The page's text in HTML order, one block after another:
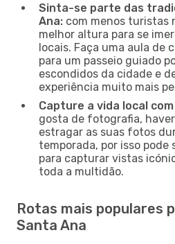
Sinta-se parte das
Ana: com menos turistas
melhor altura para se
locais. Faça uma aula de
para um passeio guiado
escondidos da cidade e
experiência muito mais
Capture a vida local
gosta de fotografia,
estragar as suas fotos
temporada, por isso
para capturar vistas
toda a multidão.
Rotas mais populares
Santa Ana